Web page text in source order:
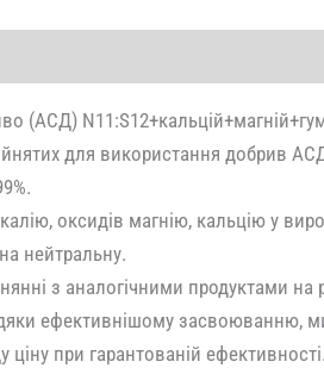
(АСД)
для використання добрив
оксидів магнію, кальцію у
нейтральну.
з аналогічними продуктами
ефективнішому засвоюванню,
при гарантованій ефективності.